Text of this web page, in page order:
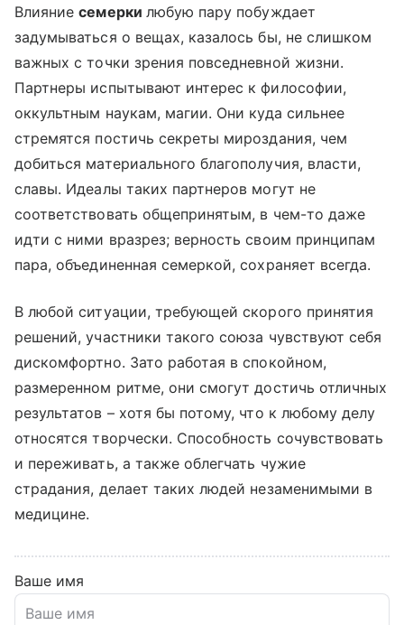
Влияниесемерки любую пару побуждает
задумываться о вещах, казалось бы, не слишком
важных с точки зрения повседневной жизни.
Партнеры испытывают интерес к философии,
оккультным наукам, магии. Они куда сильнее
стремятся постичь секреты мироздания, чем
добиться материального благополучия, власти,
славы. Идеалы таких партнеров могут не
соответствовать общепринятым, в чем-то даже
идти с ними вразрез; верность своим принципам
пара, объединенная семеркой, сохраняет всегда.
В любой ситуации, требующей скорого принятия
решений, участники такого союза чувствуют себя
дискомфортно. Зато работая в спокойном,
размеренном ритме, они смогут достичь отличных
результатов – хотя бы потому, что к любому делу
относятся творчески. Способность сочувствовать
и переживать, а также облегчать чужие
страдания, делает таких людей незаменимыми в
медицине.
Ваше имя